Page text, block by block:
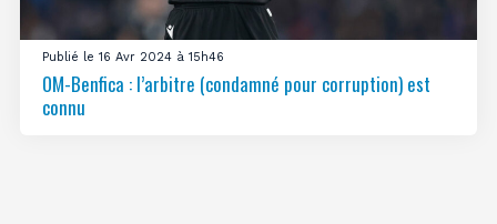
Publié le 16 Avr 2024 à 15h46
OM-Benfica : l’arbitre (condamné pour corruption) est
connu